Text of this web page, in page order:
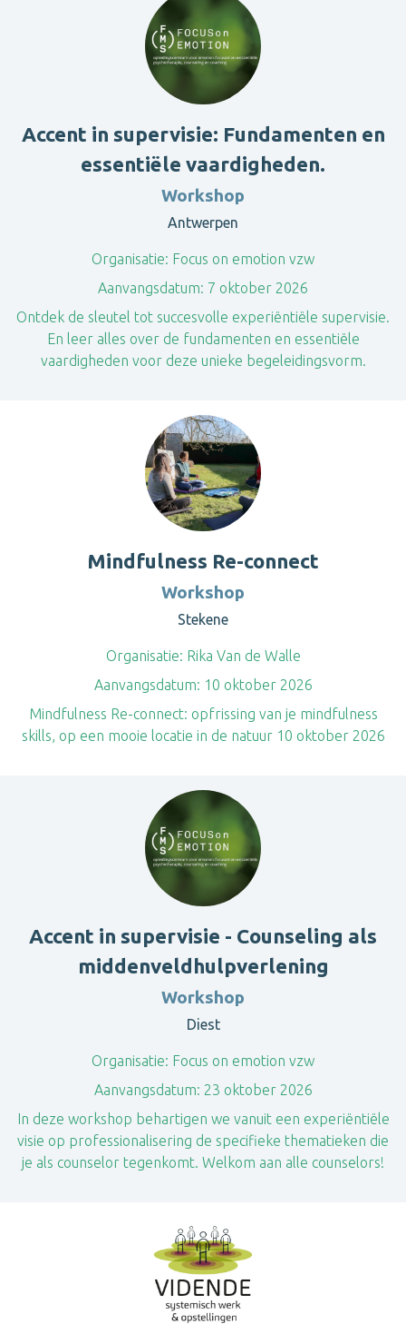
Accent in supervisie: Fundamenten en
essentiële vaardigheden.
Workshop
Antwerpen
Organisatie: Focus on emotion vzw
Aanvangsdatum: 7 oktober 2026
Ontdek de sleutel tot succesvolle experiëntiële supervisie.
En leer alles over de fundamenten en essentiële
vaardigheden voor deze unieke begeleidingsvorm.
Mindfulness Re-connect
Workshop
Stekene
Organisatie: Rika Van de Walle
Aanvangsdatum: 10 oktober 2026
Mindfulness Re-connect: opfrissing van je mindfulness
skills, op een mooie locatie in de natuur 10 oktober 2026
Accent in supervisie - Counseling als
middenveldhulpverlening
Workshop
Diest
Organisatie: Focus on emotion vzw
Aanvangsdatum: 23 oktober 2026
In deze workshop behartigen we vanuit een experiëntiële
visie op professionalisering de specifieke thematieken die
je als counselor tegenkomt. Welkom aan alle counselors!